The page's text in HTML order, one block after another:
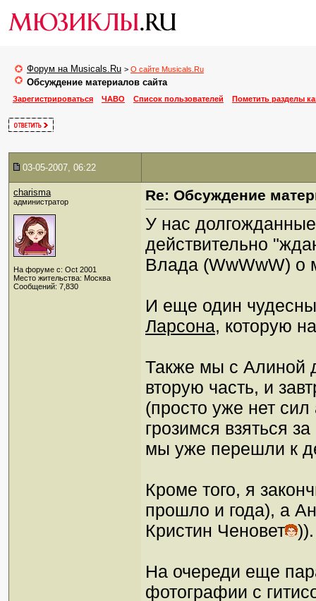
Форум на Musicals.Ru > О сайте Musicals.Ru
Обсуждение материалов сайта
Зарегистрироваться ЧАВО Список пользователей Пометить разделы
03-05-2007, 06:22
charisma
администратор
На форуме с: Oct 2001
Место жительства: Москва
Сообщений: 7,830
Re: Обсуждение
У нас
действительно
Влада (WwWwW) о
И еще один
Ларсона, которую
Также мы с Алиной
вторую часть, и
(просто уже нет сил
грозимся взяться
мы уже перешли к
Кроме того, я
прошло и года), а
Кристин Ченовет
На очереди еще
фотографии с